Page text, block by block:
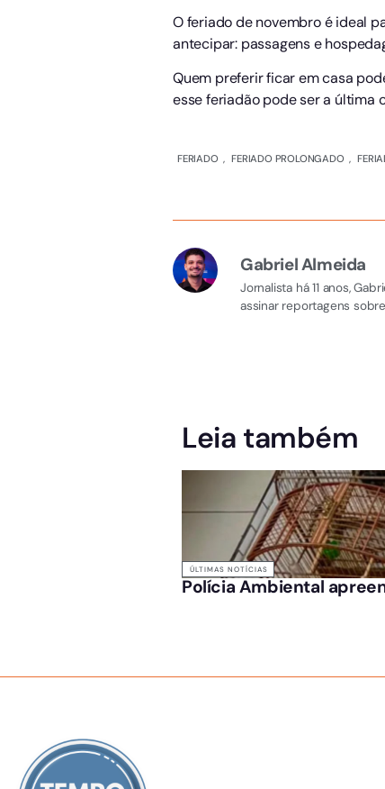
O feriado de novembro é ideal
antecipar: passagens e
Quem preferir ficar em casa
esse feriadão pode ser a última
FERIADO , FERIADO PROLONGADO ,
Gabriel Almeida
Jornalista há 11 anos,
assinar reportagens
Leia também
ÚLTIMAS NOTÍCIAS
Polícia Ambiental